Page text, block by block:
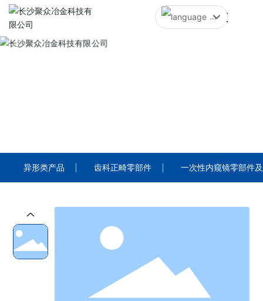
中文简体
异形类产品 齿科正畸零部件 一次性内窥镜零部件